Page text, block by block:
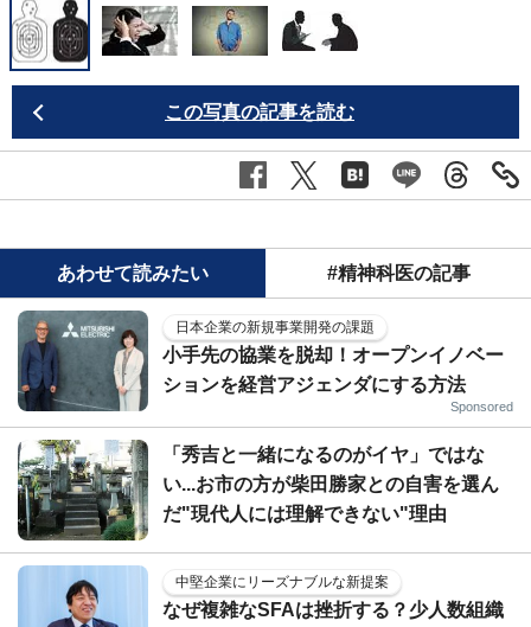
この写真の記事を読む
あわせて読みたい #精神科医の記事
日本企業の新規事業開発の課題
小手先の協業を脱却！オープンイノベー
ションを経営アジェンダにする方法
Sponsored
「秀吉と一緒になるのがイヤ」ではな
い...お市の方が柴田勝家との自害を選ん
だ"現代人には理解できない"理由
中堅企業にリーズナブルな新提案
なぜ複雑なSFAは挫折する？少人数組織